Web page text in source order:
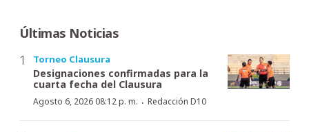
Últimas Noticias
Torneo Clausura
Designaciones confirmadas para la
cuarta fecha del Clausura
Agosto 6, 2026 08:12 p. m. · Redacción D10